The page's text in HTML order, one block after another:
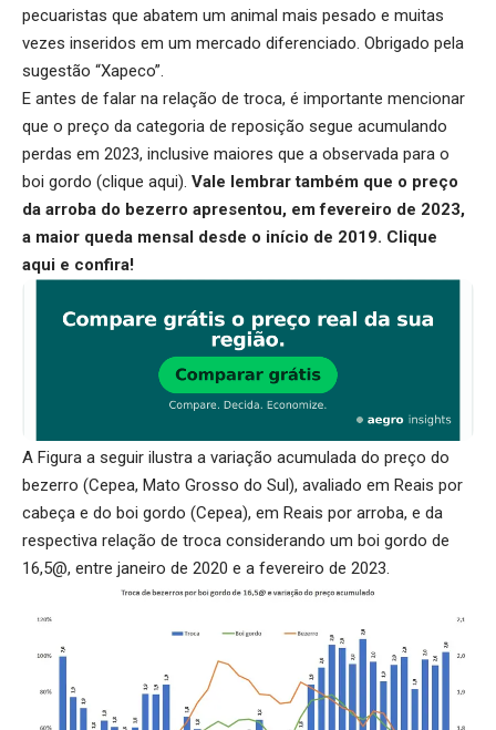
pecuaristas que abatem um animal mais pesado e muitas
vezes inseridos em um mercado diferenciado. Obrigado pela
sugestão “Xapeco”.
E antes de falar na relação de troca, é importante mencionar
que o preço da categoria de reposição segue acumulando
perdas em 2023, inclusive maiores que a observada para o
boi gordo (clique aqui). Vale lembrar também que o preço
da arroba do bezerro apresentou, em fevereiro de 2023,
a maior queda mensal desde o início de 2019. Clique
aqui e confira!
A Figura a seguir ilustra a variação acumulada do preço do
bezerro (Cepea, Mato Grosso do Sul), avaliado em Reais por
cabeça e do boi gordo (Cepea), em Reais por arroba, e da
respectiva relação de troca considerando um boi gordo de
16,5@, entre janeiro de 2020 e a fevereiro de 2023.